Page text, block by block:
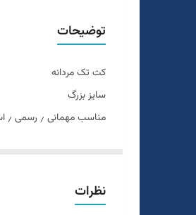
توضیحات
کت تک مردانه
سایز بزرگ
مناسب مهمانی ٫ رسمی ٫ اسپرت
دراپ ۶
نظرات